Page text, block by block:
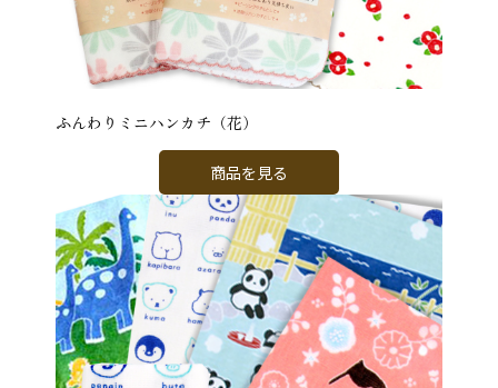
ふんわりミニハンカチ（花）
商品を見る